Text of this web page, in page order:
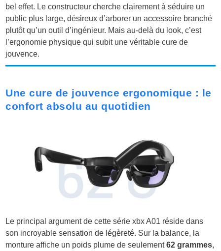
bel effet. Le constructeur cherche clairement à séduire un
public plus large, désireux d’arborer un accessoire branché
plutôt qu’un outil d’ingénieur. Mais au-delà du look, c’est
l’ergonomie physique qui subit une véritable cure de
jouvence.
Une cure de jouvence ergonomique : le
confort absolu au quotidien
Le principal argument de cette série xbx A01 réside dans
son incroyable sensation de légèreté. Sur la balance, la
monture affiche un poids plume de seulement62 grammes,